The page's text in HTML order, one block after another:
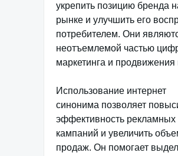
укрепить позицию бренда
рынке и улучшить его
потребителем. Они
неотъемлемой частью
маркетинга и продвижения
Использование интернет
синонима позволяет
эффективность рекламных
кампаний и увеличить
продаж. Он помогает